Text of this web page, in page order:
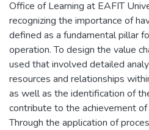
Office of Learning at EAFIT
recognizing the importance of
defined as a fundamental pillar
operation. To design the value
used that involved detailed
resources and relationships
as well as the identification of
contribute to the achievement
Through the application of